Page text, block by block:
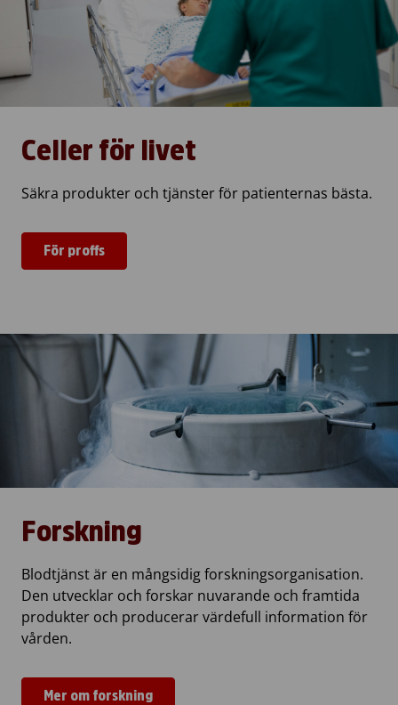
Celler för livet
Säkra produkter och tjänster för patienternas bästa.
För proffs
Forskning
Blodtjänst är en mångsidig forskningsorganisation.
Den utvecklar och forskar nuvarande och framtida
produkter och producerar värdefull information för
vården.
Mer om forskning